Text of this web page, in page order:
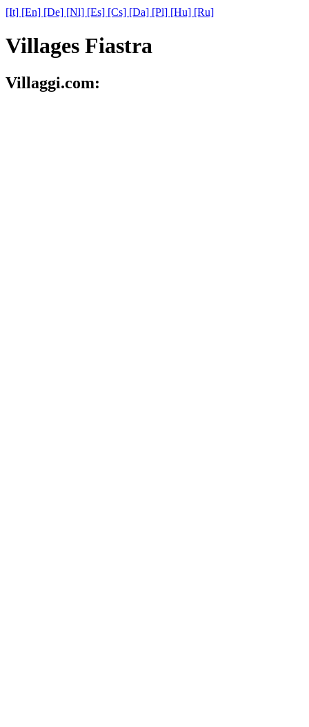
[It] [En] [De] [Nl] [Es] [Cs] [Da] [Pl] [Hu] [Ru]
Villages Fiastra
Villaggi.com: